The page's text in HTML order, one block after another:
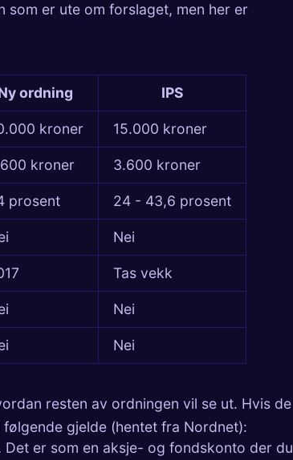
som er ute om forslaget, men her er
ordning IPS
kroner 15.000 kroner
kroner 3.600 kroner
prosent 24 - 43,6 prosent
Nei
Tas vekk
Nei
Nei
resten av ordningen vil se ut. Hvis de
gjelde (hentet fra Nordnet):
er som en aksje- og fondskonto der du